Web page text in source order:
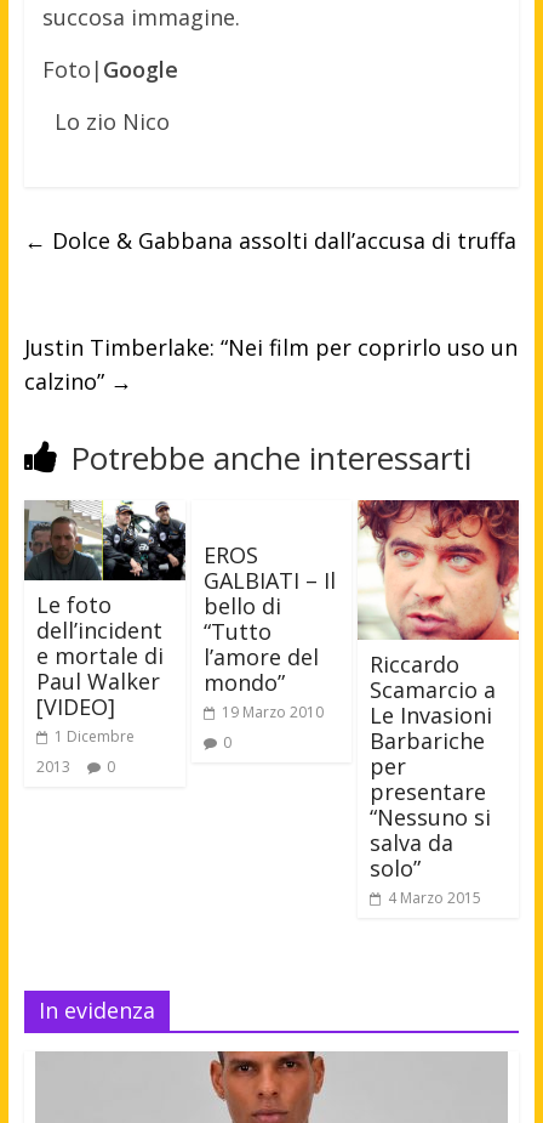
succosa immagine.
Foto| Google
Lo zio Nico
← Dolce & Gabbana assolti dall’accusa di truffa
Justin Timberlake: “Nei film per coprirlo uso un
calzino” →
Potrebbe anche interessarti
Le foto
dell’incident
e mortale di
Paul Walker
[VIDEO]
1 Dicembre
2013
0
EROS
GALBIATI – Il
bello di
“Tutto
l’amore del
mondo”
19 Marzo 2010
0
Riccardo
Scamarcio a
Le Invasioni
Barbariche
per
presentare
“Nessuno si
salva da
solo”
4 Marzo 2015
In evidenza